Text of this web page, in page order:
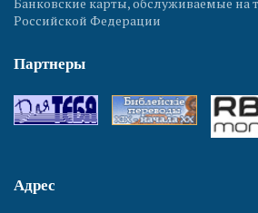
Российской Федерации
Партнеры
Адрес